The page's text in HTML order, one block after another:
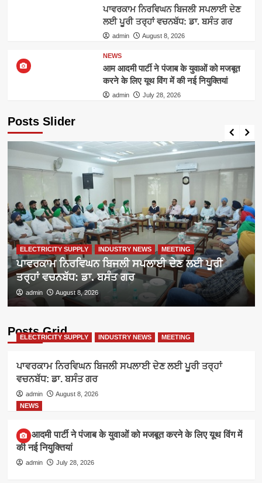
ਪਾਵਰਕਾਮ ਨਿਰਵਿਘਨ ਬਿਜਲੀ ਸਪਲਾਈ ਦੇਣ
ਲਈ ਪੂਰੀ ਤਰ੍ਹਾਂ ਵਚਨਬੱਧ: ਡਾ. ਬਸੰਤ ਗਰ
admin August 8, 2026
NEWS
आम आदमी पार्टी ने पंजाब के युवाओं को मजबूत
करने के लिए यूथ विंग में की नई नियुक्तियां
admin July 28, 2026
Posts Slider
ELECTRICITY SUPPLY INDUSTRY NEWS MEETING
ਪਾਵਰਕਾਮ ਨਿਰਵਿਘਨ ਬਿਜਲੀ ਸਪਲਾਈ ਦੇਣ ਲਈ ਪੂਰੀ
ਤਰ੍ਹਾਂ ਵਚਨਬੱਧ: ਡਾ. ਬਸੰਤ ਗਰ
admin August 8, 2026
Posts Grid
ELECTRICITY SUPPLY INDUSTRY NEWS MEETING
ਪਾਵਰਕਾਮ ਨਿਰਵਿਘਨ ਬਿਜਲੀ ਸਪਲਾਈ ਦੇਣ ਲਈ ਪੂਰੀ ਤਰ੍ਹਾਂ
ਵਚਨਬੱਧ: ਡਾ. ਬਸੰਤ ਗਰ
admin
August 8, 2026
NEWS
आम आदमी पार्टी ने पंजाब के युवाओं को मजबूत करने के लिए यूथ विंग में
की नई नियुक्तियां
admin July 28, 2026